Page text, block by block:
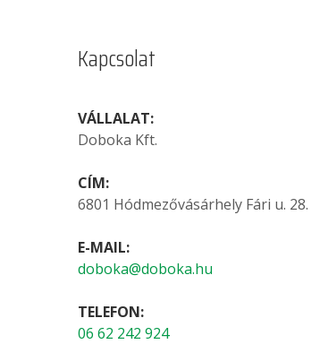
Kapcsolat
VÁLLALAT:
Doboka Kft.
CÍM:
6801 Hódmezővásárhely Fári u. 28.
E-MAIL:
doboka@doboka.hu
TELEFON:
06 62 242 924